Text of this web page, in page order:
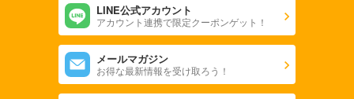
LINE公式アカウント
アカウント連携で限定クーポンゲット！
メールマガジン
お得な最新情報を受け取ろう！